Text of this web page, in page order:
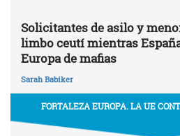
Solicitantes de asilo y
limbo ceutí mientras
Europa de mafias
Sarah Babiker
FORTALEZA EUROPA. LA UE